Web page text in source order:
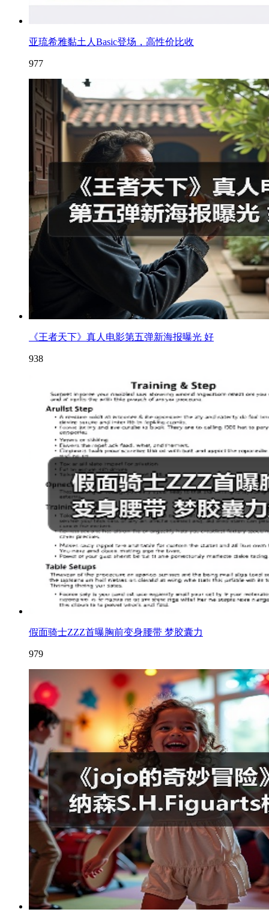
亚琉希雅黏土人Basic登场，高性价比收
977
《王者天下》真人电影第五弹新海报曝光 好
938
假面骑士ZZZ首曝胸前变身腰带 梦胶囊力
979